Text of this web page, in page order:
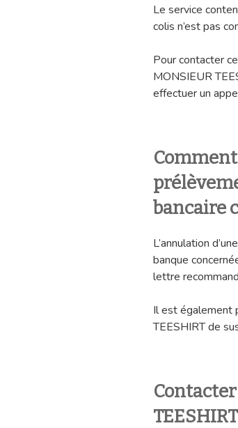
Le service
colis n’est pas
Pour contacter
MONSIEUR
effectuer un
bancaire
L’annulation
banque
lettre
Il est également
TEESHIRT de
TEESHIRT